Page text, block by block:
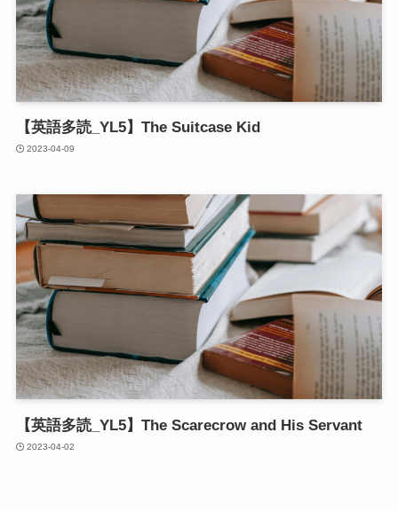
【英語多読_YL5】The Suitcase Kid
2023-04-09
【英語多読_YL5】The Scarecrow and His Servant
2023-04-02